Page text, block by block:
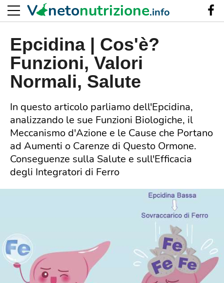
Epcidina | Cos'è?
Funzioni, Valori
Normali, Salute
In questo articolo parliamo dell'Epcidina,
analizzando le sue Funzioni Biologiche, il
Meccanismo d'Azione e le Cause che Portano
ad Aumenti o Carenze di Questo Ormone.
Conseguenze sulla Salute e sull'Efficacia
degli Integratori di Ferro
V netonutrizione.info